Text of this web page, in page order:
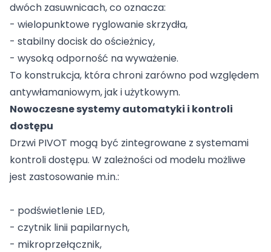
dwóch zasuwnicach, co oznacza:
- wielopunktowe ryglowanie skrzydła,
- stabilny docisk do ościeżnicy,
- wysoką odporność na wyważenie.
To konstrukcja, która chroni zarówno pod względem
antywłamaniowym, jak i użytkowym.
Nowoczesne systemy automatyki i kontroli
dostępu
Drzwi PIVOT mogą być zintegrowane z systemami
kontroli dostępu. W zależności od modelu możliwe
jest zastosowanie m.in.:
- podświetlenie LED,
- czytnik linii papilarnych,
- mikroprzełącznik,